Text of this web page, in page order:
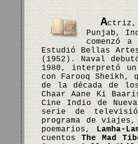
Actriz,
Punjab,
comenzó
Estudió Bellas
(1952). Naval
1980, interpretó
con Farooq
de la década de
Chaar Aane Ki
Cine Indio de
serie de
programa de
poemarios, Lamha-
cuentosThe Mad